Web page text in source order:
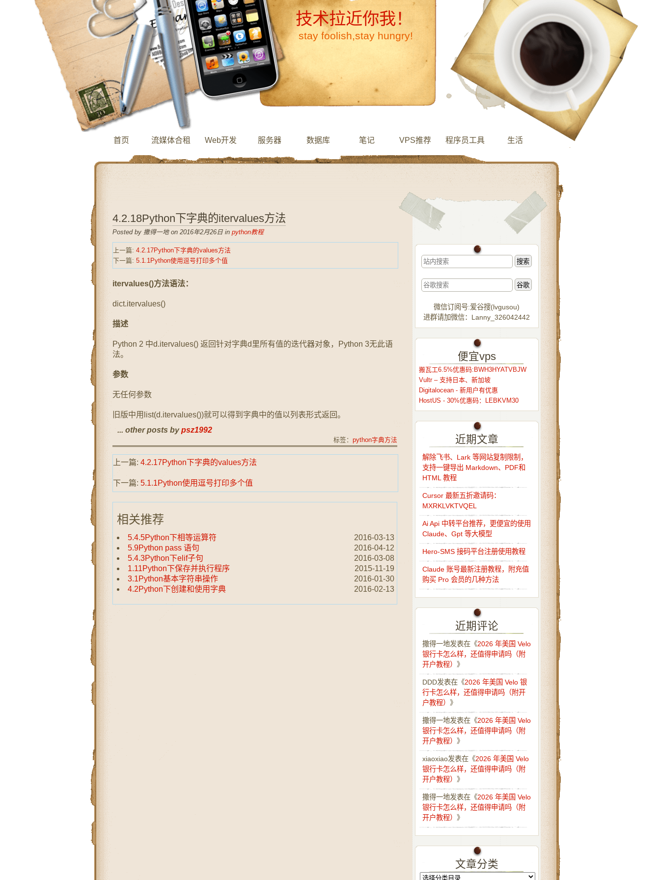
技术拉近你我！
stay foolish,stay hungry!
首页 流媒体合租 Web开发 服务器 数据库 笔记 VPS推荐 程序员工具 生活
4.2.18Python下字典的itervalues方法
Posted by 撒得一地 on 2016年2月26日 in python教程
上一篇: 4.2.17Python下字典的values方法
下一篇: 5.1.1Python使用逗号打印多个值
itervalues()方法语法：
dict.itervalues()
描述
Python 2 中d.itervalues() 返回针对字典d里所有值的迭代器对象，Python 3无此语
法。
参数
无任何参数
旧版中用list(d.itervalues())就可以得到字典中的值以列表形式返回。
... other posts bypsz1992
标签： python字典方法
上一篇: 4.2.17Python下字典的values方法
下一篇: 5.1.1Python使用逗号打印多个值
相关推荐
5.4.5Python下相等运算符
2016-03-13
5.9Python pass 语句
2016-04-12
5.4.3Python下elif子句
2016-03-08
1.11Python下保存并执行程序
2015-11-19
3.1Python基本字符串操作
2016-01-30
4.2Python下创建和使用字典
2016-02-13
微信订阅号:爱谷搜(lvgusou)
进群请加微信：Lanny_326042442
便宜vps
搬瓦工6.5%优惠码:BWH3HYATVBJW
Vultr – 支持日本、新加坡
Digitalocean - 新用户有优惠
HostUS - 30%优惠码：LEBKVM30
近期文章
解除飞书、Lark 等网站复制限制，
支持一键导出 Markdown、PDF和
HTML 教程
Cursor 最新五折邀请码：
MXRKLVKTVQEL
Ai Api 中转平台推荐，更便宜的使用
Claude、Gpt 等大模型
Hero-SMS 接码平台注册使用教程
Claude 账号最新注册教程，附充值
购买 Pro 会员的几种方法
近期评论
撒得一地发表在《2026 年美国 Velo
银行卡怎么样，还值得申请吗（附
开户教程） 》
DDD发表在《2026 年美国 Velo 银
行卡怎么样，还值得申请吗（附开
户教程） 》
撒得一地发表在《2026 年美国 Velo
银行卡怎么样，还值得申请吗（附
开户教程） 》
xiaoxiao发表在《2026 年美国 Velo
银行卡怎么样，还值得申请吗（附
开户教程） 》
撒得一地发表在《2026 年美国 Velo
银行卡怎么样，还值得申请吗（附
开户教程） 》
文章分类